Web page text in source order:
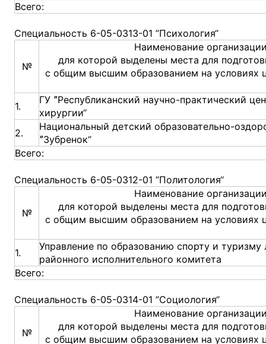
Всего:
Специальность 6-05-0313-01 ”Психология“
№
Наименование
для которой выделены места для
с общим высшим образованием на условиях
1.
ГУ ˮРеспубликанский научно-практический
хирургии“
2.
Национальный детский образовательно-
ˮЗубренок“
Всего:
Специальность 6-05-0312-01 ”Политология“
№
Наименование
для которой выделены места для
с общим высшим образованием на условиях
1.
Управление по образованию спорту и туризму
районного исполнительного комитета
Всего:
Специальность 6-05-0314-01 ”Социология“
№
Наименование
для которой выделены места для
с общим высшим образованием на условиях